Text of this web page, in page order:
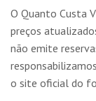
O Quanto Custa
preços
não emite
o site oficial do